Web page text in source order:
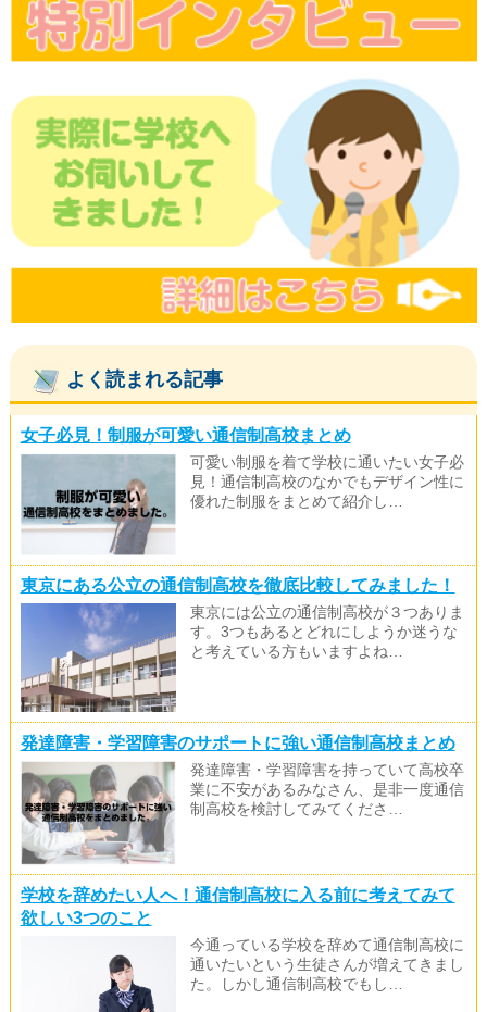
よく読まれる記事
女子必見！制服が可愛い通信制高校まとめ
可愛い制服を着て学校に通いたい女子必
見！通信制高校のなかでもデザイン性に
優れた制服をまとめて紹介し…
東京にある公立の通信制高校を徹底比較してみました！
東京には公立の通信制高校が３つありま
す。3つもあるとどれにしようか迷うな
と考えている方もいますよね…
発達障害・学習障害のサポートに強い通信制高校まとめ
発達障害・学習障害を持っていて高校卒
業に不安があるみなさん、是非一度通信
制高校を検討してみてくださ…
学校を辞めたい人へ！通信制高校に入る前に考えてみて
欲しい3つのこと
今通っている学校を辞めて通信制高校に
通いたいという生徒さんが増えてきまし
た。しかし通信制高校でもし…